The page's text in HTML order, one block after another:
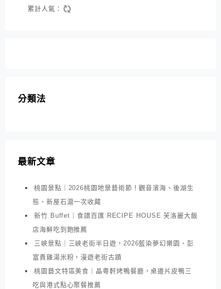
累計人氣：
分類法
最新文章
桃園景點｜2026桃園地景藝術節！觀音濱海、後湖生
態、新屋石滬一次收藏
新竹 Buffet｜食譜百匯 RECIPE HOUSE 芙洛麗大飯
店海鮮吃到飽推薦
三峽景點｜三峽老街半日遊，2026藍染夢幻樂園、彭
富貴雞湯米粉，漫遊老街古蹟
桃園藝文特區美食｜晶粵軒烤鴨餐廳，桌邊片皮鴨三
吃與港式點心聚餐推薦